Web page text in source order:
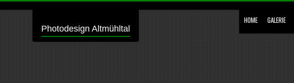
Photodesign Altmühltal
HOME GALERIE